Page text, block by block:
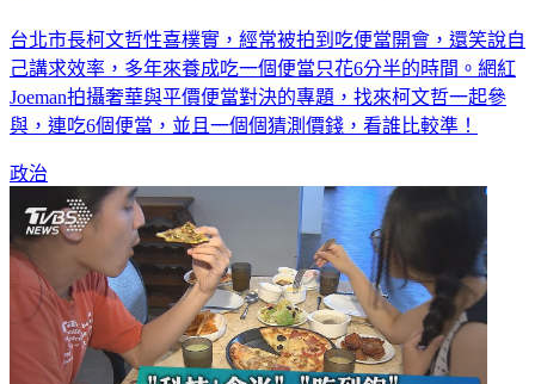
台北市長柯文哲性喜樸實，經常被拍到吃便當開會，還笑說自
己講求效率，多年來養成吃一個便當只花6分半的時間。網紅
Joeman拍攝奢華與平價便當對決的專題，找來柯文哲一起參
與，連吃6個便當，並且一個個猜測價錢，看誰比較準！
政治